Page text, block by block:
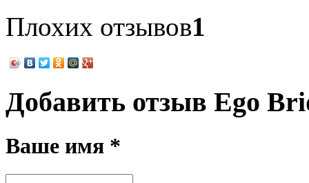
Плохих отзывов1
Добавить отзыв Ego
Ваше имя *